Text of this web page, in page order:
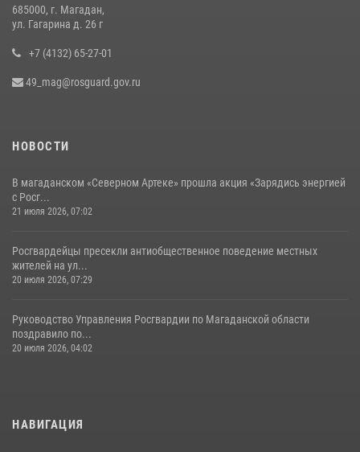
15 июля 2026, 04:34
685000, г. Магадан,
ул. Гагарина д. 26 г
+7 (4132) 65-27-01
49_mag@rosguard.gov.ru
НОВОСТИ
В магаданском «Северном Артеке» прошла акция «Зарядись энергией
с Росг...
21 июля 2026, 07:02
Росгвардейцы пресекли антиобщественное поведение местных
жителей на ул...
20 июля 2026, 07:29
Руководство Управления Росгвардии по Магаданской области
поздравило по...
20 июля 2026, 04:02
НАВИГАЦИЯ